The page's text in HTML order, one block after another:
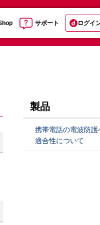
サポート ログイ
製品
携帯電話の電波防護
適合性について